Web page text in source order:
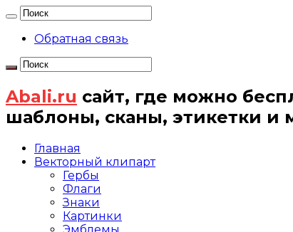
Обратная связь
Abali.ru сайт, где можно
шаблоны, сканы, этикетки и
Главная
Векторный клипарт
Гербы
Флаги
Знаки
Картинки